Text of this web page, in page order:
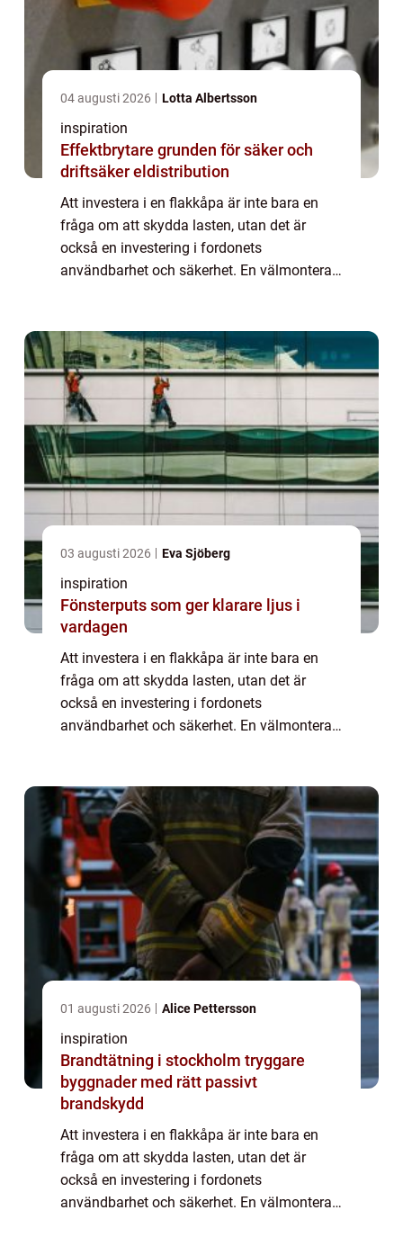
04 augusti 2026 Lotta Albertsson
inspiration
Effektbrytare grunden för säker och
driftsäker eldistribution
Att investera i en flakkåpa är inte bara en
fråga om att skydda lasten, utan det är
också en investering i fordonets
användbarhet och säkerhet. En välmonterad
03 augusti 2026 Eva Sjöberg
inspiration
Fönsterputs som ger klarare ljus i
vardagen
Att investera i en flakkåpa är inte bara en
fråga om att skydda lasten, utan det är
också en investering i fordonets
användbarhet och säkerhet. En välmonterad
01 augusti 2026 Alice Pettersson
inspiration
Brandtätning i stockholm tryggare
byggnader med rätt passivt
brandskydd
Att investera i en flakkåpa är inte bara en
fråga om att skydda lasten, utan det är
också en investering i fordonets
användbarhet och säkerhet. En välmonterad